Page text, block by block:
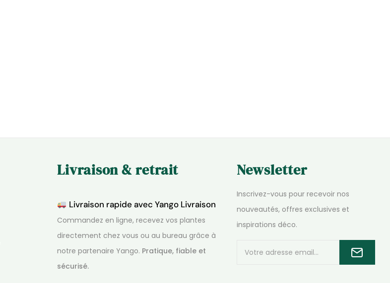
Livraison & retrait
Livraison rapide avec Yango Livraison
Commandez en ligne, recevez vos plantes
directement chez vous ou au bureau grâce à
notre partenaire Yango. Pratique, fiable et
sécurisé.
Newsletter
Inscrivez-vous pour recevoir nos
nouveautés, offres exclusives et
inspirations déco.